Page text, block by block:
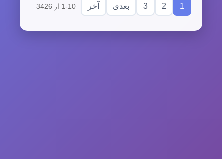
1
2
3 بعدی آخر 1-10 از 3426